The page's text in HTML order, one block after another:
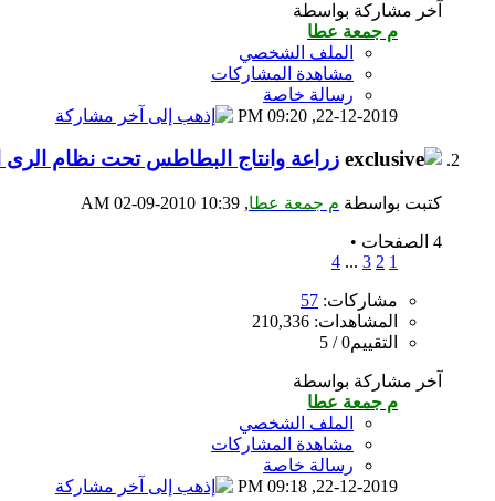
آخر مشاركة بواسطة
م جمعة عطا
الملف الشخصي
مشاهدة المشاركات
رسالة خاصة
22-12-2019,
09:20 PM
زراعة وانتاج البطاطس تحت نظام الرى
كتبت بواسطة م جمعة عطا‏, 02-09-2010 10:39 AM
4 الصفحات
•
1
2
3
...
4
مشاركات: 57
المشاهدات: 210,336
التقييم0 / 5
آخر مشاركة بواسطة
م جمعة عطا
الملف الشخصي
مشاهدة المشاركات
رسالة خاصة
22-12-2019,
09:18 PM